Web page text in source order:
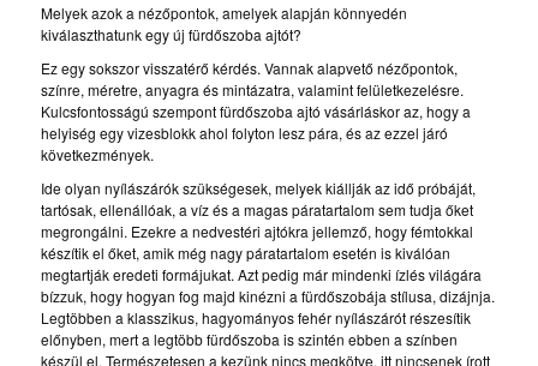
Melyek azok a nézőpontok, amelyek alapján könnyedén
kiválaszthatunk egy új fürdőszoba ajtót?
Ez egy sokszor visszatérő kérdés. Vannak alapvető nézőpontok,
színre, méretre, anyagra és mintázatra, valamint felületkezelésre.
Kulcsfontosságú szempont fürdőszoba ajtó vásárláskor az, hogy a
helyiség egy vizesblokk ahol folyton lesz pára, és az ezzel járó
következmények.
Ide olyan nyílászárók szükségesek, melyek kiállják az idő próbáját,
tartósak, ellenállóak, a víz és a magas páratartalom sem tudja őket
megrongálni. Ezekre a nedvestéri ajtókra jellemző, hogy fémtokkal
készítik el őket, amik még nagy páratartalom esetén is kiválóan
megtartják eredeti formájukat. Azt pedig már mindenki ízlés világára
bízzuk, hogy hogyan fog majd kinézni a fürdőszobája stílusa, dizájnja.
Legtöbben a klasszikus, hagyományos fehér nyílászárót részesítik
előnyben, mert a legtöbb fürdőszoba is szintén ebben a színben
készül el. Természetesen a kezünk nincs megkötve, itt nincsenek írott